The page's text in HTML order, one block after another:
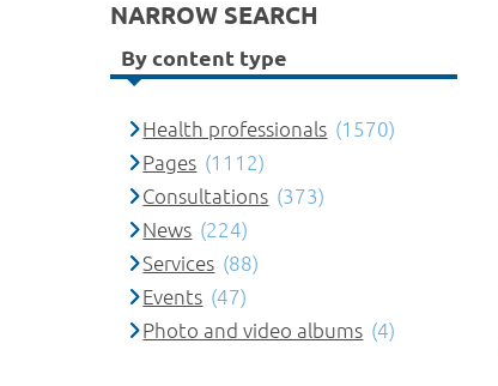
NARROW SEARCH
By content type
Health professionals (1570)
Pages (1112)
Consultations (373)
News (224)
Services (88)
Events (47)
Photo and video albums (4)